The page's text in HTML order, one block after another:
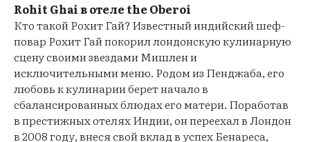
Rohit Ghai в отеле the Oberoi
Кто такой Рохит Гай? Известный индийский шеф-
повар Рохит Гай покорил лондонскую кулинарную
сцену своими звездами Мишлен и
исключительными меню. Родом из Пенджаба, его
любовь к кулинарии берет начало в
сбалансированных блюдах его матери. Поработав
в престижных отелях Индии, он переехал в Лондон
в 2008 году, внеся свой вклад в успех Бенареса,